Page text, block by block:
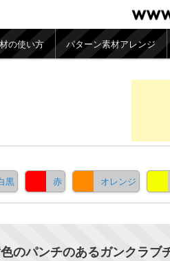
移動
動
の使い方 パターン素材アレンジ
黒 赤 オレンジ
のパンチのあるガンクラ